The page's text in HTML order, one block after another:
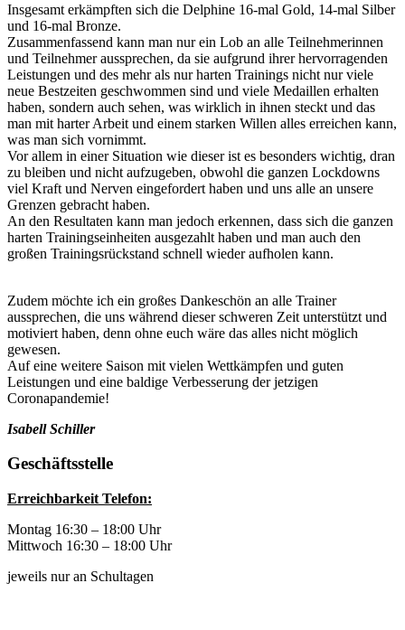
Insgesamt erkämpften sich die Delphine 16-mal Gold, 14-mal Silber
und 16-mal Bronze.
Zusammenfassend kann man nur ein Lob an alle Teilnehmerinnen
und Teilnehmer aussprechen, da sie aufgrund ihrer hervorragenden
Leistungen und des mehr als nur harten Trainings nicht nur viele
neue Bestzeiten geschwommen sind und viele Medaillen erhalten
haben, sondern auch sehen, was wirklich in ihnen steckt und das
man mit harter Arbeit und einem starken Willen alles erreichen kann,
was man sich vornimmt.
Vor allem in einer Situation wie dieser ist es besonders wichtig, dran
zu bleiben und nicht aufzugeben, obwohl die ganzen Lockdowns
viel Kraft und Nerven eingefordert haben und uns alle an unsere
Grenzen gebracht haben.
An den Resultaten kann man jedoch erkennen, dass sich die ganzen
harten Trainingseinheiten ausgezahlt haben und man auch den
großen Trainingsrückstand schnell wieder aufholen kann.
Zudem möchte ich ein großes Dankeschön an alle Trainer
aussprechen, die uns während dieser schweren Zeit unterstützt und
motiviert haben, denn ohne euch wäre das alles nicht möglich
gewesen.
Auf eine weitere Saison mit vielen Wettkämpfen und guten
Leistungen und eine baldige Verbesserung der jetzigen
Coronapandemie!
Isabell Schiller
Geschäftsstelle
Erreichbarkeit Telefon:
Montag 16:30 – 18:00 Uhr
Mittwoch 16:30 – 18:00 Uhr
jeweils nur an Schultagen